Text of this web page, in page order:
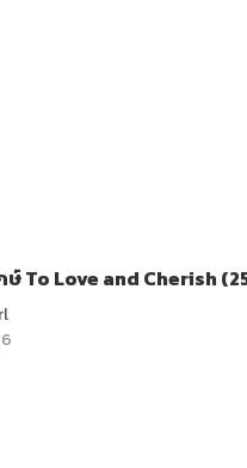
To Love and Cherish